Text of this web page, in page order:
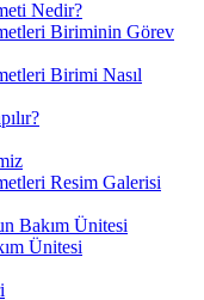
Nedir?
Biriminin Görev
Birimi Nasıl
Resim Galerisi
Bakım Ünitesi
Ünitesi